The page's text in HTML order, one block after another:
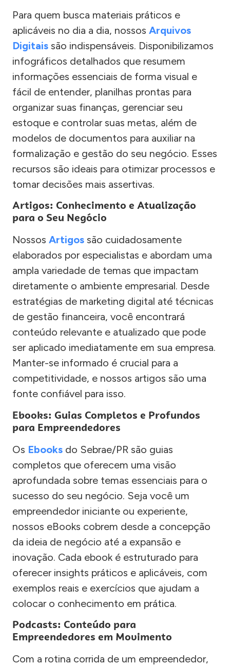
Para quem busca materiais práticos e
aplicáveis no dia a dia, nossos Arquivos
Digitais são indispensáveis. Disponibilizamos
infográficos detalhados que resumem
informações essenciais de forma visual e
fácil de entender, planilhas prontas para
organizar suas finanças, gerenciar seu
estoque e controlar suas metas, além de
modelos de documentos para auxiliar na
formalização e gestão do seu negócio. Esses
recursos são ideais para otimizar processos e
tomar decisões mais assertivas.
Artigos: Conhecimento e Atualização
para o Seu Negócio
Nossos Artigos são cuidadosamente
elaborados por especialistas e abordam uma
ampla variedade de temas que impactam
diretamente o ambiente empresarial. Desde
estratégias de marketing digital até técnicas
de gestão financeira, você encontrará
conteúdo relevante e atualizado que pode
ser aplicado imediatamente em sua empresa.
Manter-se informado é crucial para a
competitividade, e nossos artigos são uma
fonte confiável para isso.
Ebooks: Guias Completos e Profundos
para Empreendedores
Os Ebooks do Sebrae/PR são guias
completos que oferecem uma visão
aprofundada sobre temas essenciais para o
sucesso do seu negócio. Seja você um
empreendedor iniciante ou experiente,
nossos eBooks cobrem desde a concepção
da ideia de negócio até a expansão e
inovação. Cada ebook é estruturado para
oferecer insights práticos e aplicáveis, com
exemplos reais e exercícios que ajudam a
colocar o conhecimento em prática.
Podcasts: Conteúdo para
Empreendedores em Movimento
Com a rotina corrida de um empreendedor,